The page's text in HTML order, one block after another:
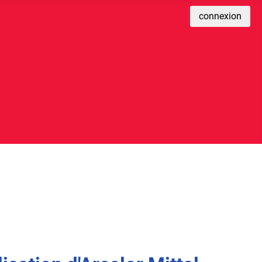
connexion